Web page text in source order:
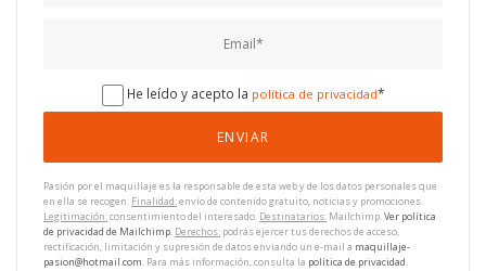
He leído y acepto la política de privacidad*
Pasión por el maquillaje es la responsable de esta web y de los datos personales que
en ella se recogen. Finalidad:envío de contenido gratuito, noticias y promociones.
Legitimación:consentimiento del interesado. Destinatarios: Mailchimp.Ver política
de privacidad de Mailchimp. Derechos: podrás ejercer tus derechos de acceso,
rectificación, limitación y supresión de datos enviando un e-mail a maquillaje-
pasion@hotmail.com. Para más información, consulta la política de privacidad.